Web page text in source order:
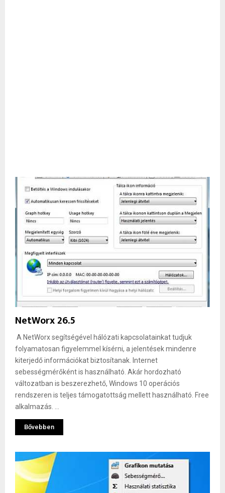
NetWorx 26.5
A NetWorx segítségével hálózati kapcsolatainkat tudjuk
folyamatosan figyelemmel kísérni, a jelentések mindenre
kiterjedő információkat biztosítanak. Internet
sebességmérőként is használható. Akár hordozható
változatban is beszerezhető, Windows 10 operációs
rendszeren is teljes támogatottság mellett használható. Free
alkalmazás. ...
Bővebben